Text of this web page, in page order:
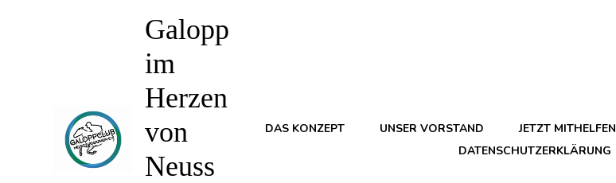
Galopp
im
Herzen
von
Neuss
DAS KONZEPT UNSER VORSTAND JETZT MITHELFEN
DATENSCHUTZERKLÄRUNG